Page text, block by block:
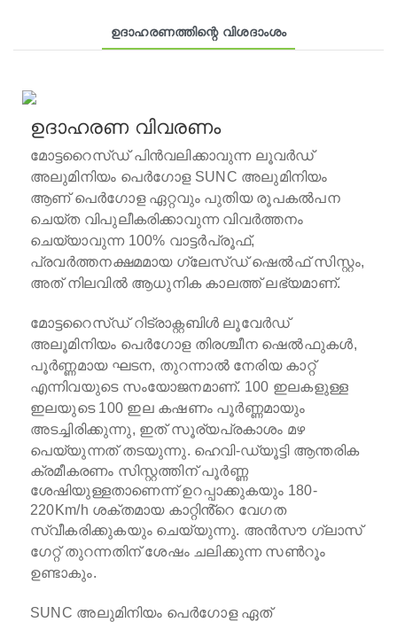
ഉദാഹരണത്തിന്റെ വിശദാംശം
ഉദാഹരണ വിവരണം
മോട്ടറൈസ്ഡ് പിൻവലിക്കാവുന്ന ലൂവർഡ്
അലുമിനിയം പെർഗോള SUNC അലുമിനിയം
ആണ്പെർഗോള ഏറ്റവും പുതിയ രൂപകൽപന
ചെയ്ത വിപുലീകരിക്കാവുന്ന വിവർത്തനം
ചെയ്യാവുന്ന 100% വാട്ടർപ്രൂഫ്,
പ്രവർത്തനക്ഷമമായ ഗ്ലേസ്ഡ് ഷെൽഫ് സിസ്റ്റം,
അത് നിലവിൽ ആധുനിക കാലത്ത് ലഭ്യമാണ്.
മോട്ടറൈസ്ഡ് റിട്രാക്റ്റബിൾ ലൂവേർഡ്
അലൂമിനിയം പെർഗോള തിരശ്ചീന ഷെൽഫുകൾ,
പൂർണ്ണമായ ഘടന, തുറന്നാൽ നേരിയ കാറ്റ്
എന്നിവയുടെ സംയോജനമാണ്. 100 ഇലകളുള്ള
ഇലയുടെ 100 ഇല കഷണം പൂർണ്ണമായും
അടച്ചിരിക്കുന്നു, ഇത് സൂര്യപ്രകാശം മഴ
പെയ്യുന്നത് തടയുന്നു. ഹെവി-ഡ്യൂട്ടി ആന്തരിക
ക്രമീകരണം സിസ്റ്റത്തിന് പൂർണ്ണ
ശേഷിയുള്ളതാണെന്ന് ഉറപ്പാക്കുകയും 180-
220Km/h ശക്തമായ കാറ്റിൻ്റെ വേഗത
സ്വീകരിക്കുകയും ചെയ്യുന്നു. അൻസൗ ഗ്ലാസ്
ഗേറ്റ് തുറന്നതിന് ശേഷം ചലിക്കുന്ന സൺറൂം
ഉണ്ടാകും.
SUNC അലുമിനിയം പെർഗോള ഏത്